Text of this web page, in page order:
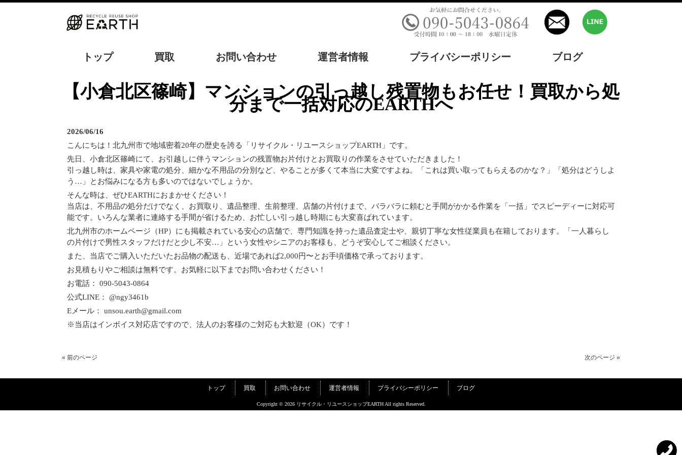
トップ 買取 お問い合わせ 運営者情報 プライバシーポリシー ブログ
【小倉北区篠崎】マンションの引っ越し残置物もお任せ！買取から処
分まで一括対応のEARTHへ
2026/06/16
こんにちは！北九州市で地域密着20年の歴史を誇る「リサイクル・リユースショップEARTH」です。
先日、小倉北区篠崎にて、お引越しに伴うマンションの残置物お片付けとお買取りの作業をさせていただきました！
引っ越し時は、家具や家電の処分、細かな不用品の分別など、やることが多くて本当に大変ですよね。「これは買い取ってもらえるのかな？」「処分はどうしよ
う…」とお悩みになる方も多いのではないでしょうか。
そんな時は、ぜひEARTHにおまかせください！
当店は、不用品の処分だけでなく、お買取り、遺品整理、生前整理、店舗の片付けまで、バラバラに頼むと手間がかかる作業を「一括」でスピーディーに対応可
能です。いろんな業者に連絡する手間が省けるため、お忙しい引っ越し時期にも大変喜ばれています。
北九州市のホームページ（HP）にも掲載されている安心の店舗で、専門知識を持った遺品査定士や、親切丁寧な女性従業員も在籍しております。「一人暮らし
の片付けで男性スタッフだけだと少し不安…」という女性やシニアのお客様も、どうぞ安心してご相談ください。
また、当店でご購入いただいたお品物の配送も、近場であれば2,000円〜とお手頃価格で承っております。
お見積もりやご相談は無料です。お気軽に以下までお問い合わせください！
お電話： 090-5043-0864
公式LINE： @ngy3461b
Eメール： unsou.earth@gmail.com
※当店はインボイス対応店ですので、法人のお客様のご対応も大歓迎（OK）です！
« 前のページ 次のページ »
トップ 買取 お問い合わせ 運営者情報 プライバシーポリシー ブログ
Copyright © 2026 リサイクル・リユースショップEARTH All rights Reserved.